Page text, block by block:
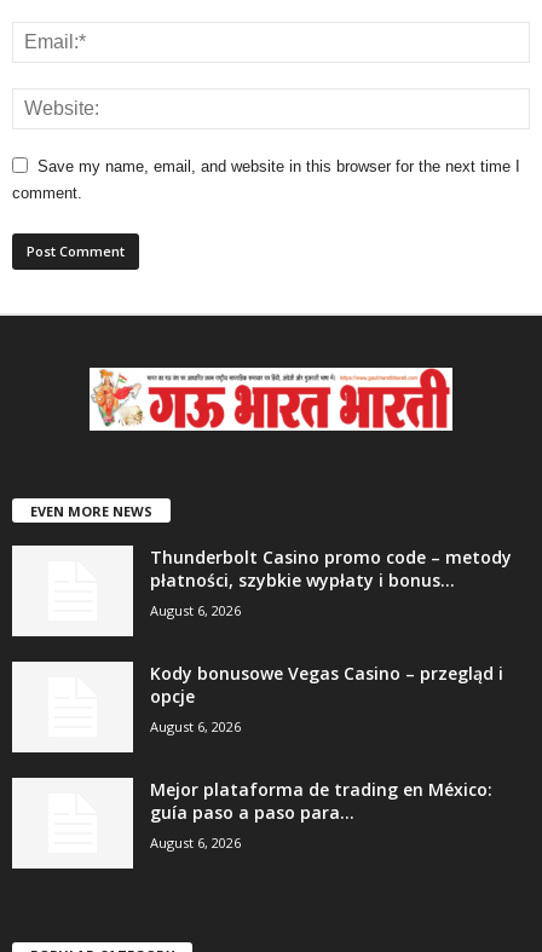
Save my name, email, and website in this browser for the next time I
comment.
EVEN MORE NEWS
Thunderbolt Casino promo code – metody
płatności, szybkie wypłaty i bonus...
August 6, 2026
Kody bonusowe Vegas Casino – przegląd i
opcje
August 6, 2026
Mejor plataforma de trading en México:
guía paso a paso para...
August 6, 2026